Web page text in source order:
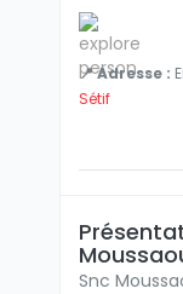
📍 Adresse :
Sétif
Snc